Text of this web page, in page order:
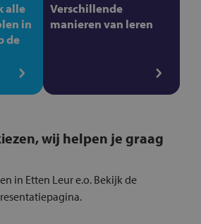
alle
in
de
Verschillende
manieren van leren
wij helpen je graag
in Etten Leur e.o. Bekijk de